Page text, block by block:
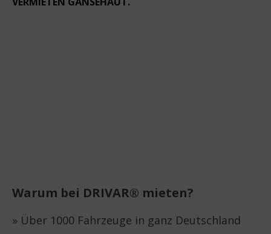
Warum bei DRIVAR® mieten?
» Über 1000 Fahrzeuge in ganz Deutschland